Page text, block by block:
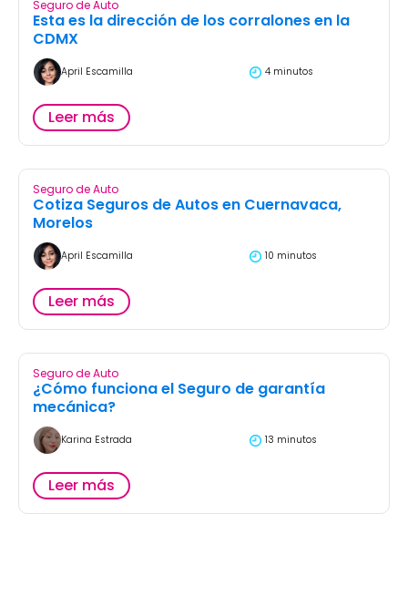
Seguro de Auto
Esta es la dirección de los corralones en la
CDMX
April Escamilla 4 minutos
Leer más
Seguro de Auto
Cotiza Seguros de Autos en Cuernavaca,
Morelos
April Escamilla 10 minutos
Leer más
Seguro de Auto
¿Cómo funciona el Seguro de garantía
mecánica?
Karina Estrada 13 minutos
Leer más